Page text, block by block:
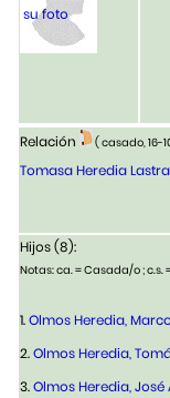
su foto
Relación ( casado, 16-
Tomasa Heredia Lastra
Hijos (8):
Notas: ca. = Casada/o ; c.s.
1.Olmos Heredia,
2.Olmos Heredia,
3.Olmos Heredia, José